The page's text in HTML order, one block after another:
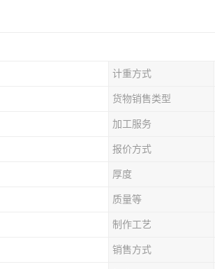
计重方式
货物销售类型
加工服务
报价方式
厚度
质量等
制作工艺
销售方式